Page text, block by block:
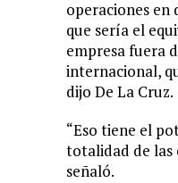
operaciones en
que sería el
empresa fuera
internacional,
dijo De La Cruz.
“Eso tiene el
totalidad de las
señaló.